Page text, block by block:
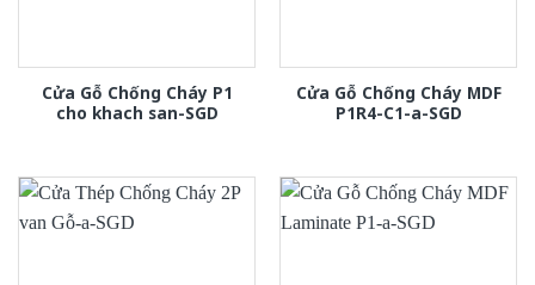
Cửa Gỗ Chống Cháy P1
cho khach san-SGD
Cửa Gỗ Chống Cháy MDF
P1R4-C1-a-SGD